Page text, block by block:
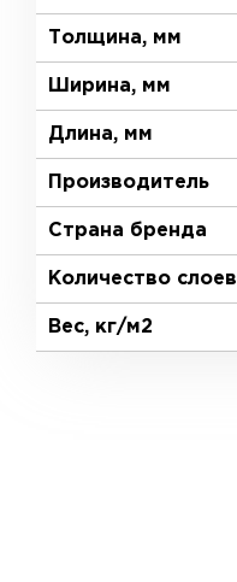
Толщина, мм
Ширина, мм
Длина, мм
Производитель
Страна бренда
Количество слоев
Вес, кг/м2